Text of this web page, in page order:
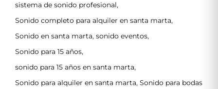
sistema de sonido profesional,
Sonido completo para alquiler en santa marta,
Sonido en santa marta, sonido eventos,
Sonido para 15 años,
sonido para 15 años en santa marta,
Sonido para alquiler en santa marta, Sonido para bodas